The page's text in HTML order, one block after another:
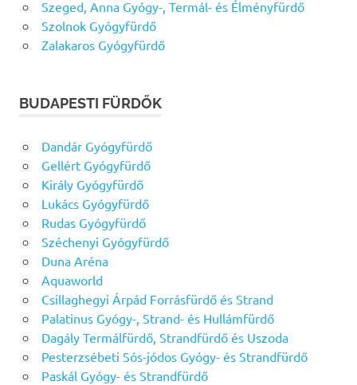
Szeged, Anna Gyógy-, Termál- és Élményfürdő
Szolnok Gyógyfürdő
Zalakaros Gyógyfürdő
BUDAPESTI FÜRDŐK
Dandár Gyógyfürdő
Gellért Gyógyfürdő
Király Gyógyfürdő
Lukács Gyógyfürdő
Rudas Gyógyfürdő
Széchenyi Gyógyfürdő
Duna Aréna
Aquaworld
Csillaghegyi Árpád Forrásfürdő és Strand
Palatinus Gyógy-, Strand- és Hullámfürdő
Dagály Termálfürdő, Strandfürdő és Uszoda
Pesterzsébeti Sós-jódos Gyógy- és Strandfürdő
Paskál Gyógy- és Strandfürdő